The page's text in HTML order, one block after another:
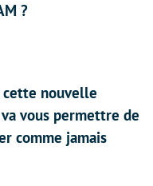
?
nouvelle
vous permettre de
comme jamais